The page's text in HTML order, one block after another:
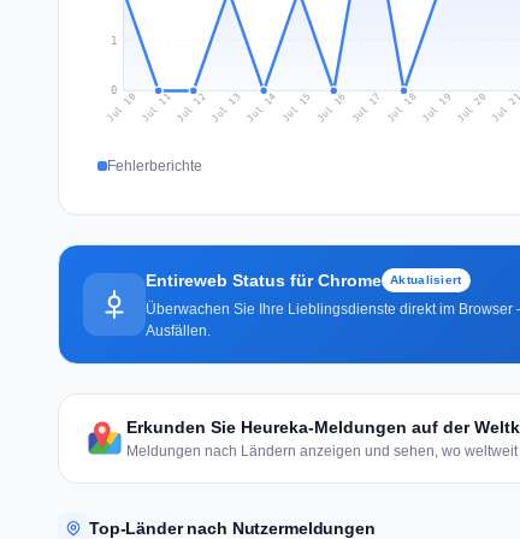
0
1
Jul 10 Jul 11Jul 12Jul 13 Jul 14 Jul 15 Jul 16 Jul 17 Jul 18Jul 19 Jul 20 Jul 21
Fehlerberichte
Entireweb Status für Chrome Aktualisiert
Überwachen Sie Ihre Lieblingsdienste direkt im
Ausfällen.
Erkunden Sie Heureka-Meldungen auf der
Meldungen nach Ländern anzeigen und sehen, wo
Top-Länder nach Nutzermeldungen